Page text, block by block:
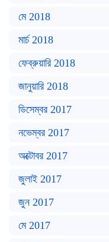
মে 2018
মার্চ 2018
ফেব্রুয়ারি 2018
জানুয়ারি 2018
ডিসেম্বর 2017
নভেম্বর 2017
অক্টোবর 2017
জুলাই 2017
জুন 2017
মে 2017